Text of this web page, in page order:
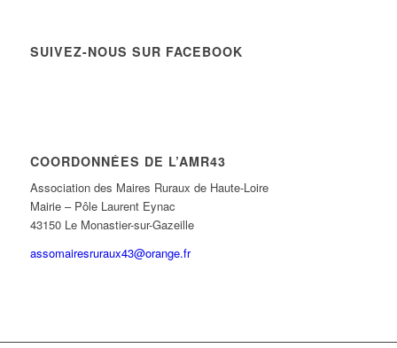
SUIVEZ-NOUS SUR FACEBOOK
COORDONNÉES DE L’AMR43
Association des Maires Ruraux de Haute-Loire
Mairie – Pôle Laurent Eynac
43150 Le Monastier-sur-Gazeille
assomairesruraux43@orange.fr